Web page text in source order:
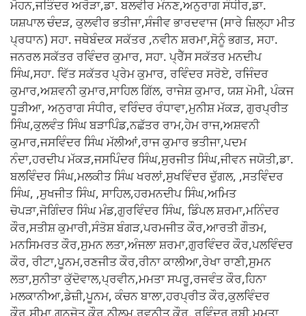
ਮੋਹਨ,ਜਤਿੰਦਰ ਅਰੋੜਾ,ਡਾ. ਬਲਵੀਰ ਮੰਨਣ,ਅਨੁਰਾਗ ਸੰਧੀਰ,ਡਾ.
ਯਸ਼ਪਾਲ ਚੰਦੜ, ਕੁਲਵੀਰ ਭਤੀਜਾ,ਸੰਜੀਵ ਭਾਰਦਵਾਜ (ਸਾਰੇ ਜ਼ਿਲ੍ਹਾ ਮੀਤ
ਪ੍ਰਧਾਨ) ਸਹਾ. ਜਥੇਬੰਦਕ ਸਕੱਤਰ ,ਨਵੀਨ ਸ਼ਰਮਾ,ਸੋਨੂੰ ਭਗਤ, ਸਹਾ.
ਜਨਰਲ ਸਕੱਤਰ ਰਵਿੰਦਰ ਕੁਮਾਰ, ਸਹਾ. ਪ੍ਰੈੱਸ ਸਕੱਤਰ ਮਨਦੀਪ
ਸਿੰਘ,ਸਹਾ. ਵਿੱਤ ਸਕੱਤਰ ਪ੍ਰੇਮ ਕੁਮਾਰ, ਰਵਿੰਦਰ ਸਰੋਏ, ਰਜਿੰਦਰ
ਕੁਮਾਰ,ਅਸ਼ਵਨੀ ਕੁਮਾਰ,ਸਾਹਿਲ ਗਿੱਲ, ਰਾਜੇਸ਼ ਕੁਮਾਰ, ਯਸ਼ ਮੋਮੀ, ਪੰਕਜ
ਧੂੜੀਆ, ਅਨੁਰਾਗ ਸੰਧੀਰ, ਵਰਿੰਦਰ ਰੰਧਾਵਾ,ਮੁਨੀਸ਼ ਮੱਕੜ, ਗੁਰਪ੍ਰੀਤ
ਸਿੰਘ,ਕੁਲਵੰਤ ਸਿੰਘ ਬੜਾਪਿੰਡ,ਨਛੱਤਰ ਰਾਮ,ਹੇਮ ਰਾਜ,ਅਸ਼ਵਨੀ
ਕੁਮਾਰ,ਜਸਵਿੰਦਰ ਸਿੰਘ ਮੱਲੀਆਂ,ਰਾਜ ਕੁਮਾਰ ਭਤੀਜਾ,ਪਦਮ
ਨੰਦਾ,ਹਰਦੀਪ ਮੱਕੜ,ਜਸਪਿੰਦਰ ਸਿੰਘ,ਸੁਰਜੀਤ ਸਿੰਘ,ਜੀਵਨ ਜਯੋਤੀ,ਡਾ.
ਬਲਵਿੰਦਰ ਸਿੰਘ,ਮਲਕੀਤ ਸਿੰਘ ਖਰਲਾਂ,ਸੁਖਵਿੰਦਰ ਦੁੱਗਲ, ,ਸਤਵਿੰਦਰ
ਸਿੰਘ, ,ਸੁਖਜੀਤ ਸਿੰਘ, ਸਾਹਿਲ,ਹਰਮਨਦੀਪ ਸਿੰਘ,ਅਮਿਤ
ਚੋਪੜਾ,ਜੋਗਿੰਦਰ ਸਿੰਘ ਮੰਡ,ਗੁਰਵਿੰਦਰ ਸਿੰਘ, ਡਿੰਪਲ ਸ਼ਰਮਾ,ਮਨਿੰਦਰ
ਕੌਰ,ਸਤੀਸ਼ ਕੁਮਾਰੀ,ਸੰਤੋਸ਼ ਬੰਗੜ,ਪਰਮਜੀਤ ਕੌਰ,ਆਰਤੀ ਗੌਤਮ,
ਮਨਸਿਮਰਤ ਕੌਰ,ਸੁਮਨ ਲਤਾ,ਅੰਜਲਾ ਸ਼ਰਮਾ,ਗੁਰਵਿੰਦਰ ਕੌਰ,ਪਲਵਿੰਦਰ
ਕੌਰ, ਰੀਟਾ,ਪੂਨਮ,ਰਣਜੀਤ ਕੌਰ,ਰੀਨਾ ਕਾਲੀਆ,ਰੇਖਾ ਰਾਣੀ,ਸੁਮਨ
ਲਤਾ,ਸੁਨੀਤਾ ਕੁੱਦੋਵਾਲ,ਪ੍ਰਵੀਨ,ਮਮਤਾ ਸਪਰੂ,ਰਜਵੰਤ ਕੌਰ,ਹਿਨਾ
ਮਲਕਾਨੀਆ,ਡੇਜ਼ੀ,ਪੂਨਮ, ਕੰਚਨ ਬਾਲਾ,ਹਰਪ੍ਰੀਤ ਕੌਰ,ਕੁਲਵਿੰਦਰ